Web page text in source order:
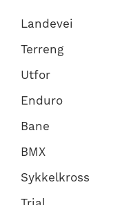
Landevei
Terreng
Utfor
Enduro
Bane
BMX
Sykkelkross